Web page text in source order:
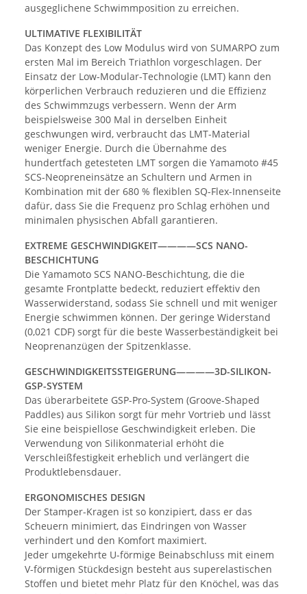
ausgeglichene Schwimmposition zu erreichen.
ULTIMATIVE FLEXIBILITÄT
Das Konzept des Low Modulus wird von SUMARPO zum
ersten Mal im Bereich Triathlon vorgeschlagen. Der
Einsatz der Low-Modular-Technologie (LMT) kann den
körperlichen Verbrauch reduzieren und die Effizienz
des Schwimmzugs verbessern. Wenn der Arm
beispielsweise 300 Mal in derselben Einheit
geschwungen wird, verbraucht das LMT-Material
weniger Energie. Durch die Übernahme des
hundertfach getesteten LMT sorgen die Yamamoto #45
SCS-Neopreneinsätze an Schultern und Armen in
Kombination mit der 680 % flexiblen SQ-Flex-Innenseite
dafür, dass Sie die Frequenz pro Schlag erhöhen und
minimalen physischen Abfall garantieren.
EXTREME GESCHWINDIGKEIT————SCS NANO-
BESCHICHTUNG
Die Yamamoto SCS NANO-Beschichtung, die die
gesamte Frontplatte bedeckt, reduziert effektiv den
Wasserwiderstand, sodass Sie schnell und mit weniger
Energie schwimmen können. Der geringe Widerstand
(0,021 CDF) sorgt für die beste Wasserbeständigkeit bei
Neoprenanzügen der Spitzenklasse.
GESCHWINDIGKEITSSTEIGERUNG————3D-SILIKON-
GSP-SYSTEM
Das überarbeitete GSP-Pro-System (Groove-Shaped
Paddles) aus Silikon sorgt für mehr Vortrieb und lässt
Sie eine beispiellose Geschwindigkeit erleben. Die
Verwendung von Silikonmaterial erhöht die
Verschleißfestigkeit erheblich und verlängert die
Produktlebensdauer.
ERGONOMISCHES DESIGN
Der Stamper-Kragen ist so konzipiert, dass er das
Scheuern minimiert, das Eindringen von Wasser
verhindert und den Komfort maximiert.
Jeder umgekehrte U-förmige Beinabschluss mit einem
V-förmigen Stückdesign besteht aus superelastischen
Stoffen und bietet mehr Platz für den Knöchel, was das